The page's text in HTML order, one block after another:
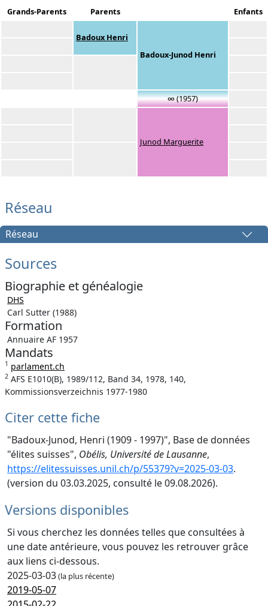
Grands-Parents Parents Enfants
Badoux Henri
Badoux-Junod Henri
∞ (1957)
Junod Marguerite
Réseau
Réseau
Sources
Biographie et généalogie
DHS
Carl Sutter (1988)
Formation
Annuaire AF 1957
Mandats
1 parlament.ch
2 AFS E1010(B), 1989/112, Band 34, 1978, 140,
Kommissionsverzeichnis 1977-1980
Citer cette fiche
"Badoux-Junod, Henri (1909 - 1997)", Base de données
"élites suisses", Obélis, Université de Lausanne,
https://elitessuisses.unil.ch/p/55379?v=2025-03-03.
(version du 03.03.2025, consulté le 09.08.2026).
Versions disponibles
Si vous cherchez les données telles que consultées à
une date antérieure, vous pouvez les retrouver grâce
aux liens ci-dessous.
2025-03-03(la plus récente)
2019-05-07